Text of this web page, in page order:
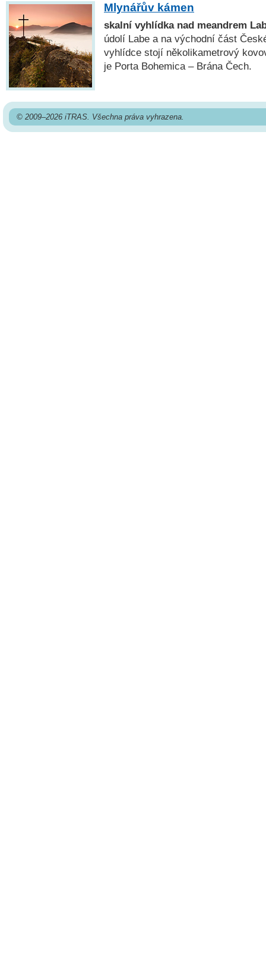
Mlynářův kámen
skalní vyhlídka nad meandrem
údolí Labe a na východní část
vyhlídce stojí několikametrový
je Porta Bohemica – Brána Čech.
© 2009–2026 iTRAS. Všechna práva vyhrazena.